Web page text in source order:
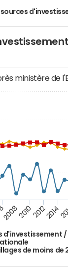
ministère de
d'investissement
de moins
2008201020122014